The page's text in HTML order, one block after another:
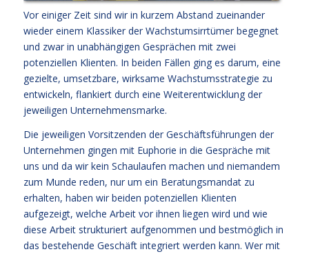
Vor einiger Zeit sind wir in kurzem Abstand zueinander
wieder einem Klassiker der Wachstumsirrtümer begegnet
und zwar in unabhängigen Gesprächen mit zwei
potenziellen Klienten. In beiden Fällen ging es darum, eine
gezielte, umsetzbare, wirksame Wachstumsstrategie zu
entwickeln, flankiert durch eine Weiterentwicklung der
jeweiligen Unternehmensmarke.
Die jeweiligen Vorsitzenden der Geschäftsführungen der
Unternehmen gingen mit Euphorie in die Gespräche mit
uns und da wir kein Schaulaufen machen und niemandem
zum Munde reden, nur um ein Beratungsmandat zu
erhalten, haben wir beiden potenziellen Klienten
aufgezeigt, welche Arbeit vor ihnen liegen wird und wie
diese Arbeit strukturiert aufgenommen und bestmöglich in
das bestehende Geschäft integriert werden kann. Wer mit